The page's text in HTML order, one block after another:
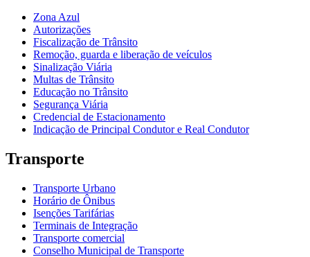
Zona Azul
Autorizações
Fiscalização de Trânsito
Remoção, guarda e liberação de veículos
Sinalização Viária
Multas de Trânsito
Educação no Trânsito
Segurança Viária
Credencial de Estacionamento
Indicação de Principal Condutor e Real Condutor
Transporte
Transporte Urbano
Horário de Ônibus
Isenções Tarifárias
Terminais de Integração
Transporte comercial
Conselho Municipal de Transporte